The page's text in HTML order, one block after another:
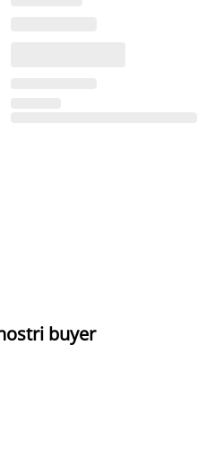
buyer